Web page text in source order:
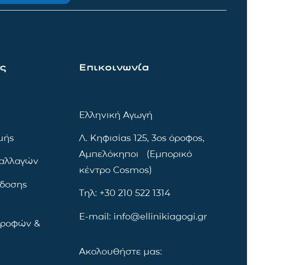
&
Επικοινωνία
Ελληνική Αγωγή
Λ. Κηφισίας 125, 3ος όροφος,
Αμπελόκηποι (Εμπορικό
κέντρο Cosmos)
Τηλ: +30 210 522 1314
E-mail: info@ellinikiagogi.gr
Ακολουθήστε μας: